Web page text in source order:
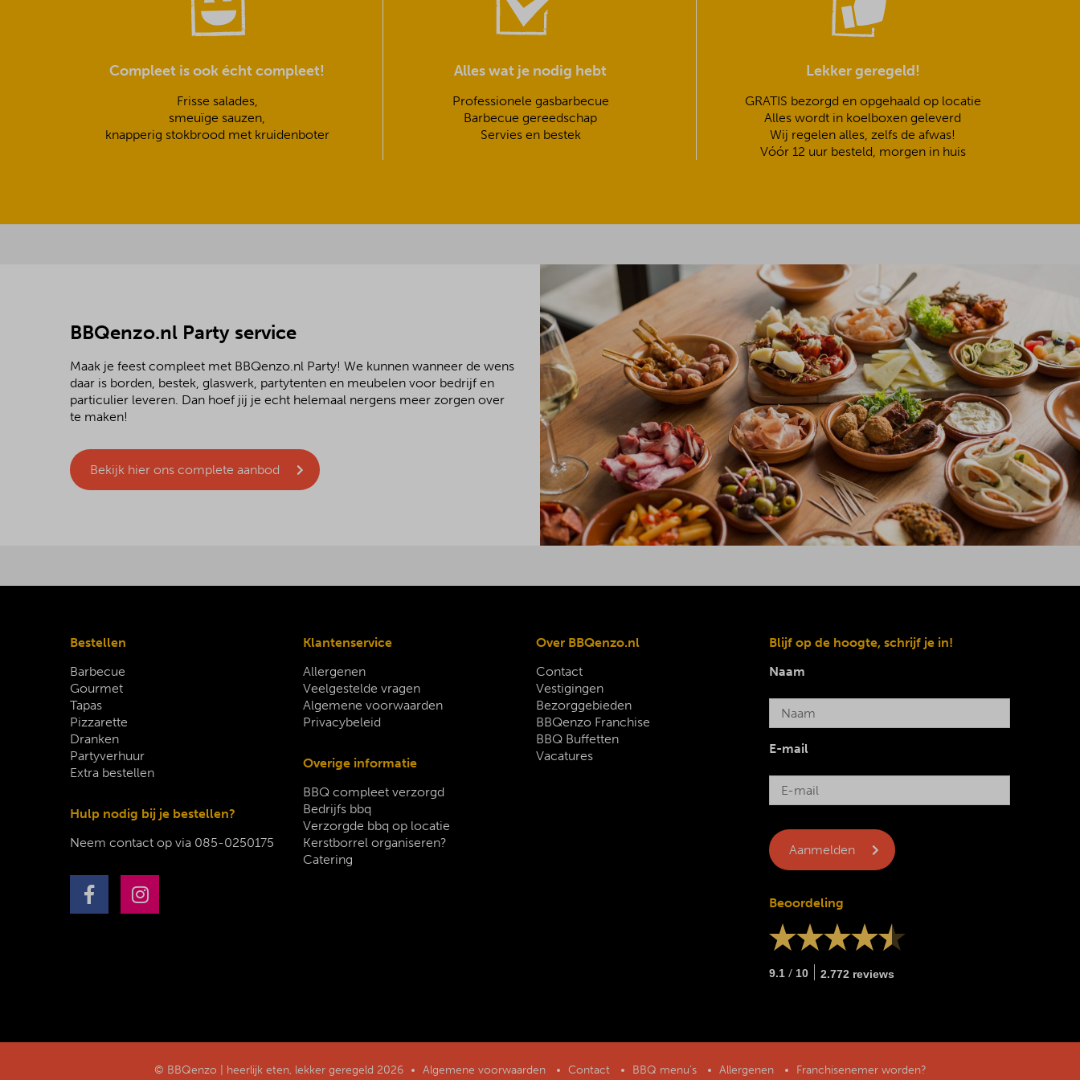
Compleet is ook écht compleet!
Frisse salades,
smeuïge sauzen,
knapperig stokbrood met kruidenboter
Alles wat je nodig hebt
Professionele gasbarbecue
Barbecue gereedschap
Servies en bestek
Lekker geregeld!
GRATIS bezorgd en opgehaald op locatie
Alles wordt in koelboxen geleverd
Wij regelen alles, zelfs de afwas!
Vóór 12 uur besteld, morgen in huis
BBQenzo.nl Party service
Maak je feest compleet met BBQenzo.nl Party! We kunnen wanneer de wens
daar is borden, bestek, glaswerk, partytenten en meubelen voor bedrijf en
particulier leveren. Dan hoef jij je echt helemaal nergens meer zorgen over
te maken!
Bekijk hier ons complete aanbod
Bestellen
Barbecue
Gourmet
Tapas
Pizzarette
Dranken
Partyverhuur
Extra bestellen
Hulp nodig bij je bestellen?
Neem contact op via 085-0250175
Klantenservice
Allergenen
Veelgestelde vragen
Algemene voorwaarden
Privacybeleid
Overige informatie
BBQ compleet verzorgd
Bedrijfs bbq
Verzorgde bbq op locatie
Kerstborrel organiseren?
Catering
Over BBQenzo.nl
Contact
Vestigingen
Bezorggebieden
BBQenzo Franchise
BBQ Buffetten
Vacatures
Blijf op de hoogte, schrijf je in!
Naam
E-mail
Beoordeling
9.1 / 10 2.772 reviews
© BBQenzo | heerlijk eten, lekker geregeld 2026 Algemene voorwaarden Contact BBQ menu’s Allergenen Franchisenemer worden?